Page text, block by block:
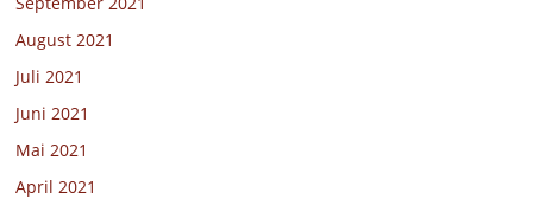
August 2021
Juli 2021
Juni 2021
Mai 2021
April 2021